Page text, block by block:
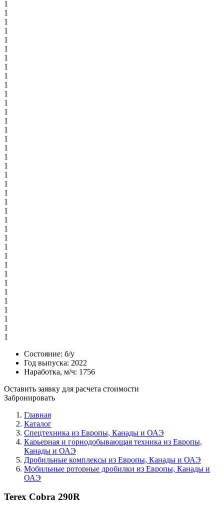
1
1
1
1
1
1
1
1
1
1
1
1
1
1
1
1
1
1
1
1
1
1
1
1
1
1
1
1
1
1
1
1
1
1
1
1
1
1
Состояние: б/у
Год выпуска: 2022
Наработка, м/ч: 1756
Оставить заявку для расчета стоимости
Забронировать
Главная
Каталог
Спецтехника из Европы, Канады и ОАЭ
Карьерная и горнодобывающая техника из Европы,
Канады и ОАЭ
Дробильные комплексы из Европы, Канады и ОАЭ
Мобильные роторные дробилки из Европы, Канады и
ОАЭ
Terex Cobra 290R